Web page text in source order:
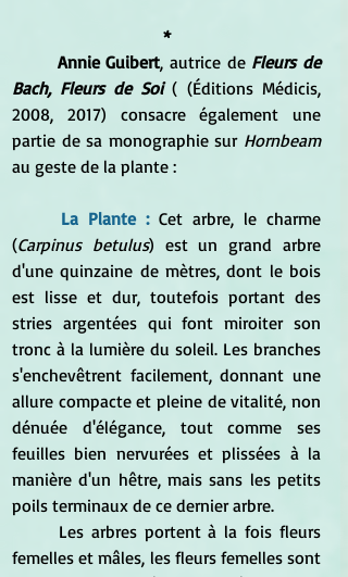
*
	Annie Guibert
, autrice de Fleurs de
Bach, Fleurs de Soi ( (Éditions Médicis,
2008, 2017) consacre également une
partie de sa monographie sur Hornbeam
au geste de la plante :
La Plante : Cet arbre, le charme
(Carpinus betulus) est un grand arbre
d'une quinzaine de mètres, dont le bois
est lisse et dur, toutefois portant des
stries argentées qui font miroiter son
tronc à la lumière du soleil. Les branches
s'enchevêtrent facilement, donnant une
allure compacte et pleine de vitalité, non
dénuée d'élégance, tout comme ses
feuilles bien nervurées et plissées à la
manière d'un hêtre, mais sans les petits
poils terminaux de ce dernier arbre.
femelles et mâles, les fleurs femelles sont